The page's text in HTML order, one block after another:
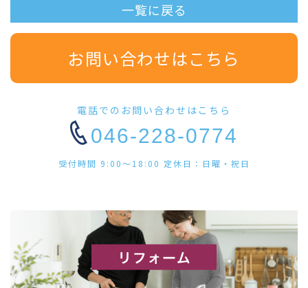
一覧に戻る
お問い合わせはこちら
電話でのお問い合わせはこちら
046-228-0774
受付時間 9:00〜18:00 定休日：日曜・祝日